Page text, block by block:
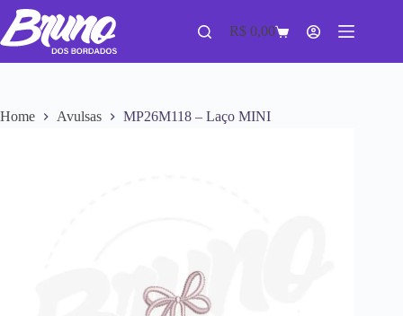
R$ 0,00
Home Avulsas MP26M118 – Laço MINI